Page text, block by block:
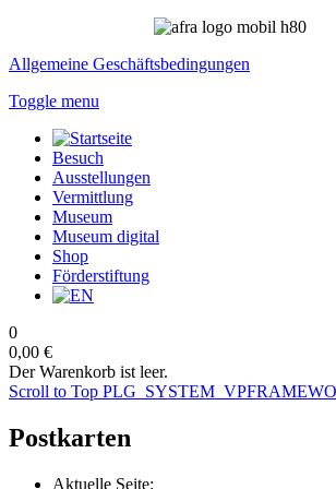
Allgemeine Geschäftsbedingungen
Toggle menu
Besuch
Ausstellungen
Vermittlung
Museum
Museum digital
Shop
Förderstiftung
0
0,00 €
Der Warenkorb ist leer.
Scroll to Top
Postkarten
Aktuelle Seite: